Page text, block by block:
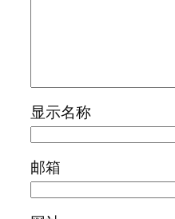
显示名称
邮箱